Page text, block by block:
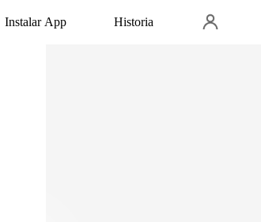
Instalar App Historia